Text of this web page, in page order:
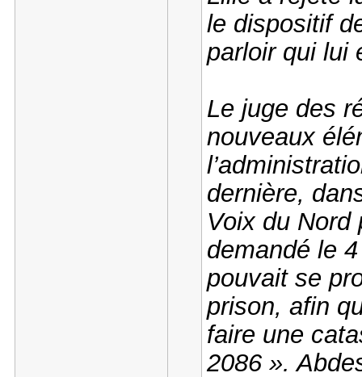
le dispositif
parloir qui lui
Le juge des
nouveaux
dernière,
Voix du Nord
demandé le
pouvait se
prison, afin
faire une
2086 ».